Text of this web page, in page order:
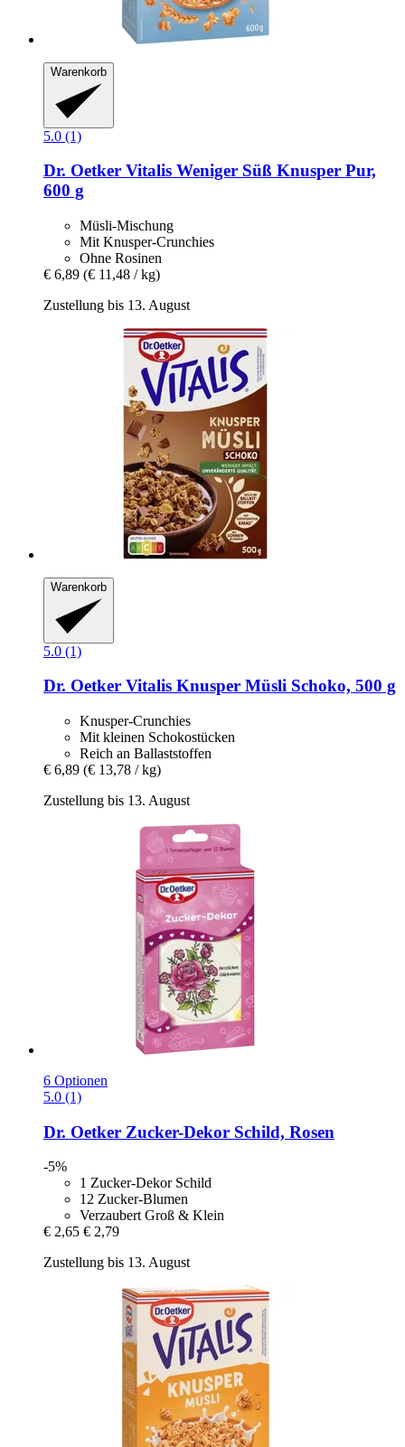
Warenkorb
5.0 (1)
Dr. Oetker Vitalis Weniger Süß Knusper Pur,
600 g
Müsli-Mischung
Mit Knusper-Crunchies
Ohne Rosinen
€ 6,89 (€ 11,48 / kg)
Zustellung bis 13. August
Warenkorb
5.0 (1)
Dr. Oetker Vitalis Knusper Müsli Schoko, 500 g
Knusper-Crunchies
Mit kleinen Schokostücken
Reich an Ballaststoffen
€ 6,89 (€ 13,78 / kg)
Zustellung bis 13. August
6 Optionen
5.0 (1)
Dr. Oetker Zucker-​Dekor Schild, Rosen
-5%
1 Zucker-Dekor Schild
12 Zucker-Blumen
Verzaubert Groß & Klein
€ 2,65 € 2,79
Zustellung bis 13. August